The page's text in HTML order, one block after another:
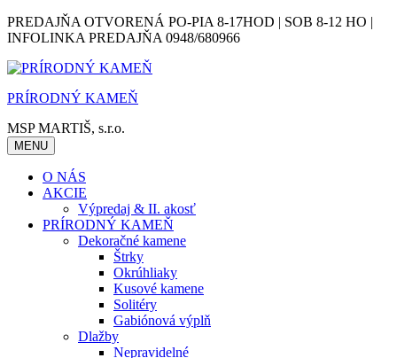
Skip
to
PREDAJŇA OTVORENÁ PO-PIA 8-17HOD | SOB 8-12 HO |
INFOLINKA PREDAJŇA 0948/680966
PRÍRODNÝ KAMEŇ
MSP MARTIŠ, s.r.o.
MENU
O NÁS
AKCIE
Výpredaj & II. akosť
PRÍRODNÝ KAMEŇ
Dekoračné kamene
Štrky
Okrúhliaky
Kusové kamene
Solitéry
Gabiónová výplň
Dlažby
Nepravidelné